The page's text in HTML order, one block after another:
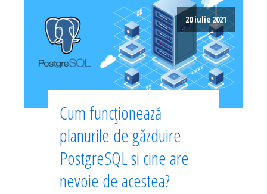
20 iulie 2021
Cum funcționează
planurile de găzduire
PostgreSQL si cine are
nevoie de acestea?